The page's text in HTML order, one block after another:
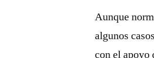
Aunque
algunos
con el apoyo